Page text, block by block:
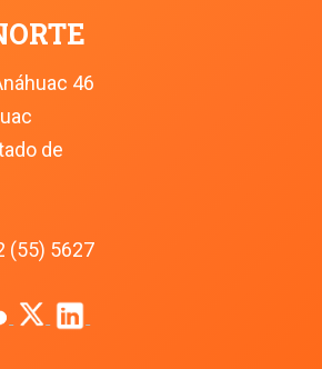
46
de
(55) 5627